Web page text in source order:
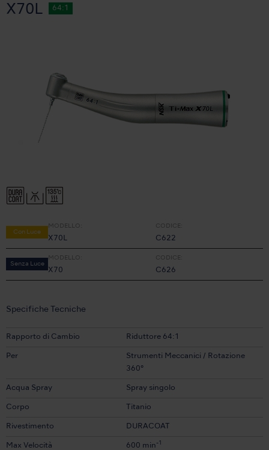
X70L 64:1
Con Luce
MODELLO:
X70L
CODICE:
C622
Senza Luce
MODELLO:
X70
CODICE:
C626
Specifiche Tecniche
Rapporto di Cambio Riduttore 64:1
Per
Strumenti Meccanici / Rotazione
360°
Acqua Spray Spray singolo
Corpo Titanio
Rivestimento DURACOAT
Max Velocità 600 min -1